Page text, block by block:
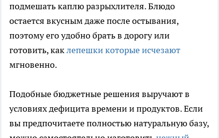
подмешать каплю разрыхлителя. Блюдо
остается вкусным даже после остывания,
поэтому его удобно брать в дорогу или
готовить, каклепешки которые исчезают
мгновенно.
Подобные бюджетные решения выручают в
условиях дефицита времени и продуктов. Если
вы предпочитаете полностью натуральную базу,